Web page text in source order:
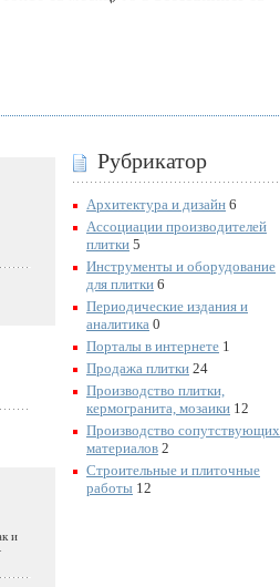
и
Рубрикатор
Архитектура и дизайн 6
Ассоциации производителей
плитки 5
Инструменты и оборудование
для плитки 6
Периодические издания и
аналитика 0
Порталы в интернете 1
Продажа плитки 24
Производство плитки,
кермогранита, мозаики 12
Производство сопутствующих
материалов 2
Строительные и плиточные
работы 12